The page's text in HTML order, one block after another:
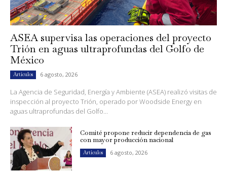
ASEA supervisa las operaciones del proyecto
Trión en aguas ultraprofundas del Golfo de
México
Artículos 6 agosto, 2026
La Agencia de Seguridad, Energía y Ambiente (ASEA) realizó visitas de
inspección al proyecto Trión, operado por Woodside Energy en
aguas ultraprofundas del Golfo...
Comité propone reducir dependencia de gas
con mayor producción nacional
Artículos 6 agosto, 2026